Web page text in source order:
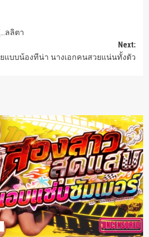
ลลิตา
Next:
แบบน้องทีน่า นางเอกคนสวยแน่นทั้งตัว